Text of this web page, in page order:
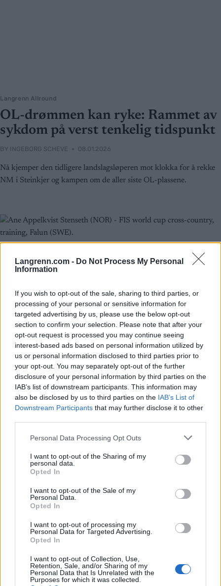
Langrenn.com - Do Not Process My Personal
Information
If you wish to opt-out of the sale, sharing to third parties, or
processing of your personal or sensitive information for
targeted advertising by us, please use the below opt-out
section to confirm your selection. Please note that after your
opt-out request is processed you may continue seeing
interest-based ads based on personal information utilized by
us or personal information disclosed to third parties prior to
your opt-out. You may separately opt-out of the further
disclosure of your personal information by third parties on the
IAB’s list of downstream participants. This information may
also be disclosed by us to third parties on the IAB’s List of
Downstream Participants that may further disclose it to other
Please note that this website/app uses one or more Google
not limited to your visit or usage behaviour. You may click to
grant or deny consent to Google and its third-party tags to
use your data for below specified purposes in below Google
consent section.
Personal Data Processing Opt Outs
I want to opt-out of the Sharing of my
personal data.
Opted In
I want to opt-out of the Sale of my
Personal Data.
Opted In
I want to opt-out of processing my
Personal Data for Targeted Advertising.
Opted In
I want to opt-out of Collection, Use,
Retention, Sale, and/or Sharing of my
Personal Data that Is Unrelated with the
Purposes for which it was collected.
Langrenn Allround
OL-drømmen kan ryke: Rammet av
sykdom på verst tenkelig tidspunkt
BY INGEBORG SCHEVE 08.01.2026
Nå kjemper den tidligere landslagsløperen mot klokka for å rekke
NM i Steinkjer og kampen om de aller siste OL-plassene.
Langrenn Allround
Setter alt inn på OL – så skal hun
gifte seg
INGEBORG SCHEVE 21.11.2025
For landslagsvrakede Ane Appelkvist Stenseth er det nå eller aldri:
Hun går for sitt første – og siste – OL. Når vinteren er over, venter
et helt annet kapittel.